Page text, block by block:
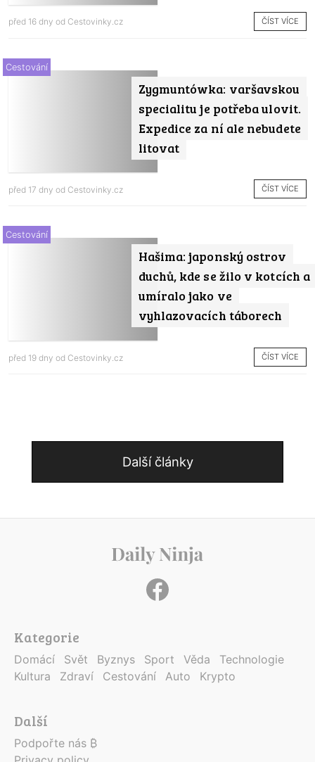
před 16 dny od Cestovinky.cz ČÍST VÍCE
Zygmuntówka: varšavskou
specialitu je potřeba ulovit.
Expedice za ní ale nebudete
litovat
Cestování
před 17 dny od Cestovinky.cz ČÍST VÍCE
Hašima: japonský ostrov
duchů, kde se žilo v kotcích a
umíralo jako ve
vyhlazovacích táborech
Cestování
před 19 dny od Cestovinky.cz ČÍST VÍCE
Další články
Kategorie
Domácí Svět Byznys Sport Věda
Technologie
Kultura
Zdraví Cestování Auto Krypto
Další
Podpořte nás ₿